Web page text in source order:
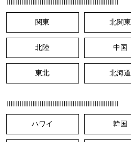
関東 北関東
北陸 中国
東北 北海道
ハワイ 韓国